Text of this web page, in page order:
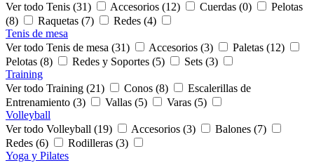
Ver todo Tenis (31)
Accesorios (12) Cuerdas (0)
Pelotas
(8)
Raquetas (7)
Redes (4)
Tenis de mesa
Ver todo Tenis de mesa (31)
Accesorios (3)
Paletas (12)
Pelotas (8)
Redes y Soportes (5)
Sets (3)
Training
Ver todo Training (21)
Conos (8)
Escalerillas de
Entrenamiento (3)
Vallas (5)
Varas (5)
Volleyball
Ver todo Volleyball (19)
Accesorios (3)
Balones (7)
Redes (6)
Rodilleras (3)
Yoga y Pilates